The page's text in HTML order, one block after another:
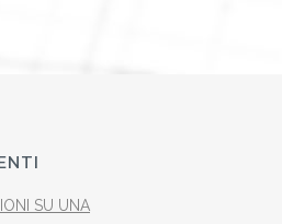
SU UNA